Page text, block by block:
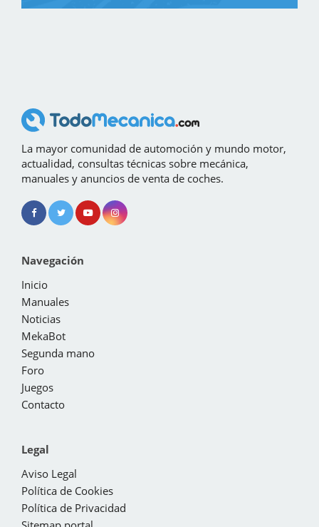
La mayor comunidad de automoción y mundo motor,
actualidad, consultas técnicas sobre mecánica,
manuales y anuncios de venta de coches.
Navegación
Inicio
Manuales
Noticias
MekaBot
Segunda mano
Foro
Juegos
Contacto
Legal
Aviso Legal
Política de Cookies
Política de Privacidad